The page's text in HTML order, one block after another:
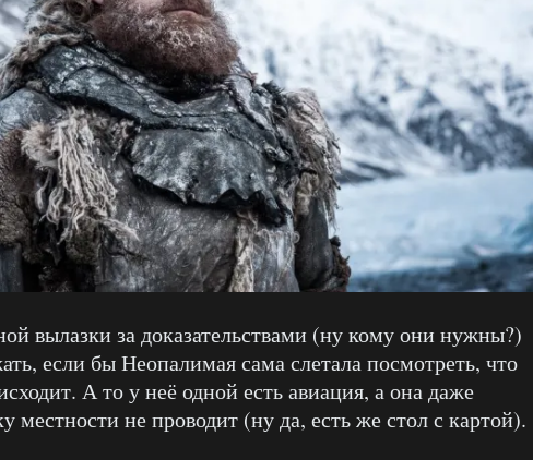
вылазки за доказательствами (ну кому они нужны?)
если бы Неопалимая сама слетала посмотреть, что
А то у неё одной есть авиация, а она даже
местности не проводит (ну да, есть же стол с картой).